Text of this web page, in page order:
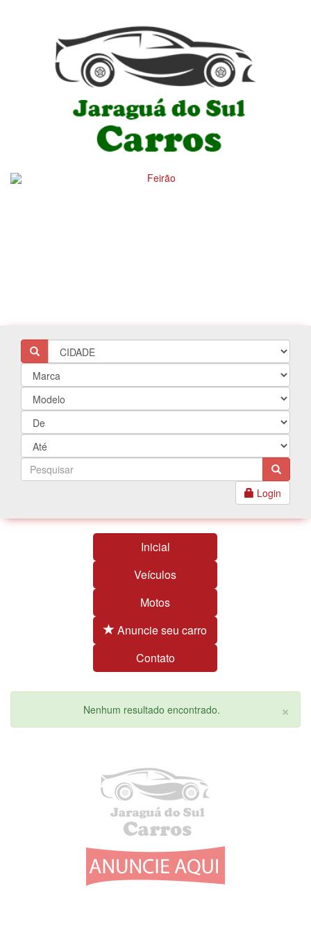
Login
Inicial
Veículos
Motos
Anuncie seu carro
Contato
×
Nenhum resultado encontrado.